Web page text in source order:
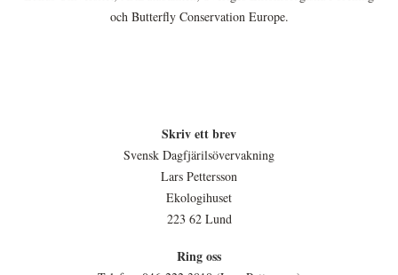
och Butterfly Conservation Europe.
Skriv ett brev
Svensk Dagfjärilsövervakning
Lars Pettersson
Ekologihuset
223 62 Lund
Ring oss